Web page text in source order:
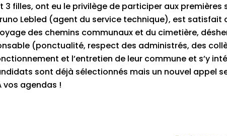
3 filles, ont eu le privilège de participer aux
Lebled (agent du service technique), est
des chemins communaux et du cimetière,
(ponctualité, respect des administrés, des
et l’entretien de leur commune et s’y
sont déjà sélectionnés mais un nouvel appel
vos agendas !